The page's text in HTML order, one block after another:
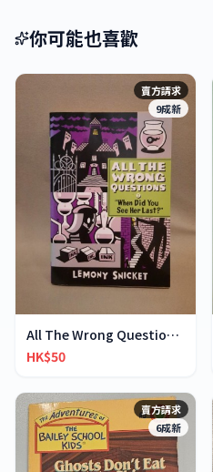
你可能也喜歡
賣方請求
9成新
All The Wrong Questions 2: "When Did You See Her L
HK$50
賣方請求
6成新